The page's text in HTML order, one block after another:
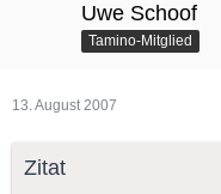
Uwe Schoof
Tamino-Mitglied
13. August 2007
Zitat